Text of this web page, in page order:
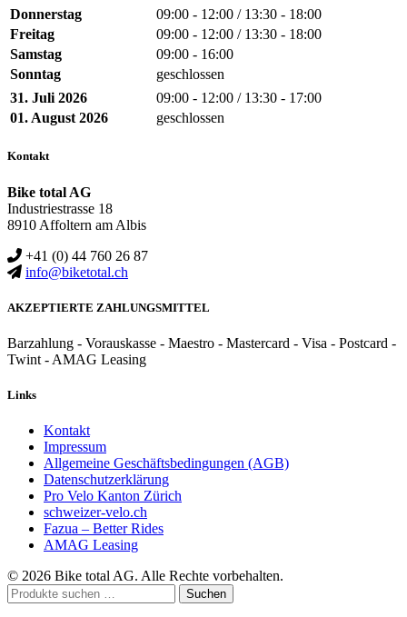
Donnerstag
09:00 - 12:00 / 13:30 - 18:00
Freitag
09:00 - 12:00 / 13:30 - 18:00
Samstag
09:00 - 16:00
Sonntag
geschlossen
31. Juli 2026
09:00 - 12:00 / 13:30 - 17:00
01. August 2026
geschlossen
Kontakt
Bike total AG
Industriestrasse 18
8910 Affoltern am Albis
+41 (0) 44 760 26 87
info@biketotal.ch
AKZEPTIERTE ZAHLUNGSMITTEL
Barzahlung - Vorauskasse - Maestro - Mastercard - Visa - Postcard -
Twint - AMAG Leasing
Links
Kontakt
Impressum
Allgemeine Geschäftsbedingungen (AGB)
Datenschutzerklärung
Pro Velo Kanton Zürich
schweizer-velo.ch
Fazua – Better Rides
AMAG Leasing
© 2026 Bike total AG. Alle Rechte vorbehalten.
Suchen
nach:
Suchen